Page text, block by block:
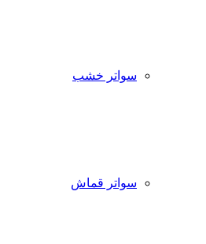
سواتر خشب
سواتر قماش